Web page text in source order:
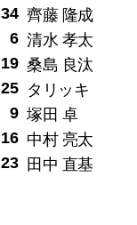
34 齊藤 隆成
6 清水 孝太
19 桑島 良汰
25 タリッキ
9 塚田 卓
16 中村 亮太
23 田中 直基